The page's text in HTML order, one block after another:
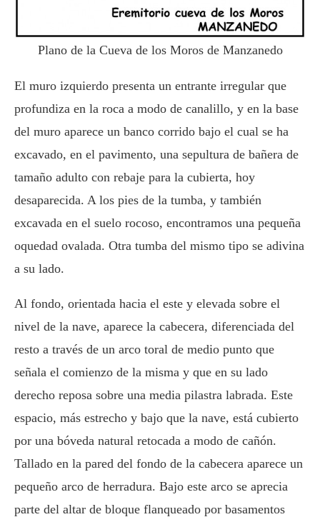
Plano de la Cueva de los Moros de Manzanedo
El muro izquierdo presenta un entrante irregular que
profundiza en la roca a modo de canalillo, y en la base
del muro aparece un banco corrido bajo el cual se ha
excavado, en el pavimento, una sepultura de bañera de
tamaño adulto con rebaje para la cubierta, hoy
desaparecida. A los pies de la tumba, y también
excavada en el suelo rocoso, encontramos una pequeña
oquedad ovalada. Otra tumba del mismo tipo se adivina
a su lado.
Al fondo, orientada hacia el este y elevada sobre el
nivel de la nave, aparece la cabecera, diferenciada del
resto a través de un arco toral de medio punto que
señala el comienzo de la misma y que en su lado
derecho reposa sobre una media pilastra labrada. Este
espacio, más estrecho y bajo que la nave, está cubierto
por una bóveda natural retocada a modo de cañón.
Tallado en la pared del fondo de la cabecera aparece un
pequeño arco de herradura. Bajo este arco se aprecia
parte del altar de bloque flanqueado por basamentos